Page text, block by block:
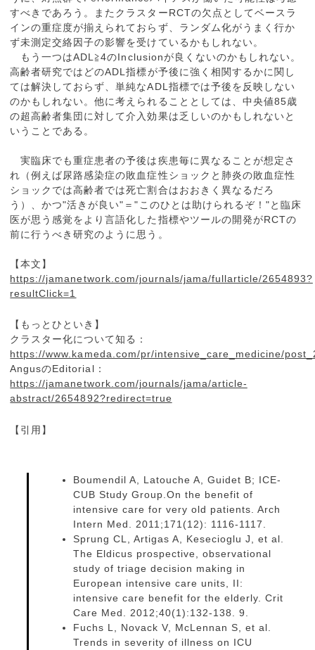
すべきであろう。またクラスターRCTの欠点としてベースラ
インの重症度が揃えられておらず、ランダム化がうまく行か
ず未測定交絡因子の影響を受けているかもしれない。
もう一つはADL≧4のInclusionが良くないのかもしれない。
高齢者研究ではどのADL指標が予後に強く相関するかに関し
ては解決しておらず、単純なADL指標では予後を反映しない
のかもしれない。他に考えられることとしては、中央値85歳
の超高齢者集団に対して介入効果は乏しいのかもしれないと
いうことである。
実臨床でも重症患者の予後は疾患毎に異なることが想定さ
れ（例えば尿路感染症の敗血症性ショックと肺炎の敗血症性
ショックでは高齢者では死亡割合はおおきく異なるだろ
う）、かつ"活きが良い"＝"このひとは助けられるぞ！"と臨床
医が思う感覚をより言語化した指標やツールの開発がRCTの
前に行うべき研究のように思う。
【本文】
https://jamanetwork.com/journals/jama/fullarticle/2654893?
resultClick=1
【もっとひといき】
クラスター化について知る：
https://www.kameda.com/pr/intensive_care_medicine/
AngusのEditorial：
https://jamanetwork.com/journals/jama/article-
abstract/2654892?redirect=true
【引用】
Boumendil A, Latouche A, Guidet B; ICE-
CUB Study Group.On the benefit of
intensive care for very old patients. Arch
Intern Med. 2011;171(12): 1116-1117.
Sprung CL, Artigas A, Kesecioglu J, et al.
The Eldicus prospective, observational
study of triage decision making in
European intensive care units, II:
intensive care benefit for the elderly. Crit
Care Med. 2012;40(1):132-138. 9.
Fuchs L, Novack V, McLennan S, et al.
Trends in severity of illness on ICU